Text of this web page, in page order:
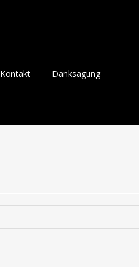
Kontakt Danksagung